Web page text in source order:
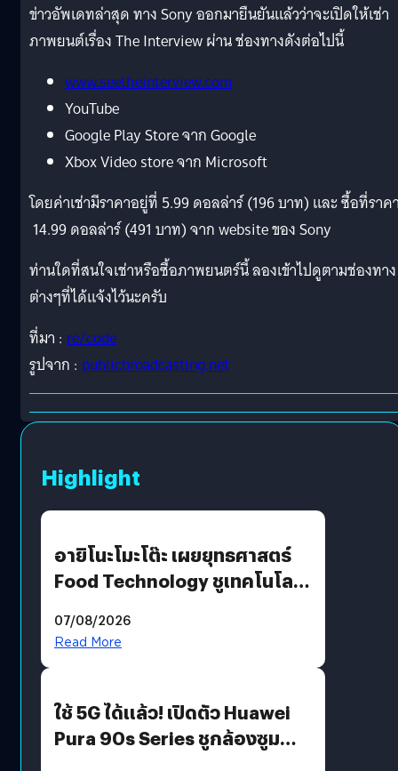
ข่าวอัพเดทล่าสุด ทาง Sony ออกมายืนยันแล้วว่าจะเปิดให้เช่า
ภาพยนต์เรื่อง The Interview ผ่าน ช่องทางดังต่อไปนี้
www.seetheinterview.com
YouTube
Google Play Store จาก Google
Xbox Video store จาก Microsoft
โดยค่าเช่ามีราคาอยู่ที่ 5.99 ดอลล่าร์ (196 บาท) และ ซื้อที่ราค
14.99 ดอลล่าร์ (491 บาท) จาก website ของ Sony
ท่านใดที่สนใจเช่าหรือซื้อภาพยนตร์นี้ ลองเข้าไปดูตามช่องทาง
ต่างๆที่ได้แจ้งไว้นะครับ
ที่มา : re/code
รูปจาก : publicbroadcasting.net
Highlight
อายิโนะโมะโต๊ะ เผยยุทธศาสตร์
Food Technology ชูเทคโนโลยี
บริโภคและ B2B
07/08/2026
Read More
ใช้ 5G ได้แล้ว! เปิดตัว Huawei
Pura 90s Series ชูกล้องซูม